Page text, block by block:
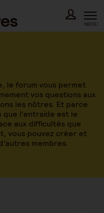
MENU
le forum vous permet
vos questions aux
les nôtres. Et parce
que l’entraide est le
aux difficultés que
vous pouvez créer et
membres.